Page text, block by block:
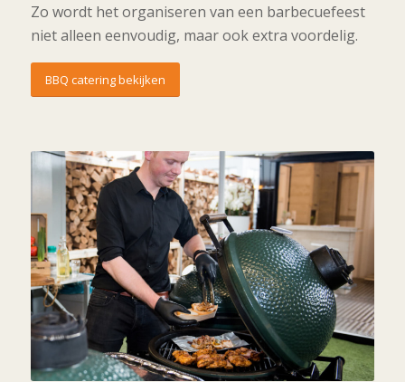
Zo wordt het organiseren van een barbecuefeest
niet alleen eenvoudig, maar ook extra voordelig.
BBQ catering bekijken